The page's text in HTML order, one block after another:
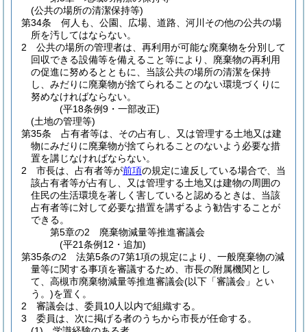
(公共の場所の清潔保持等)
第34条
何人も、公園、広場、道路、河川その他の公共の場
所を汚してはならない。
2
公共の場所の管理者は、再利用が可能な廃棄物を分別して
回収できる設備等を備えること等により、廃棄物の再利用
の促進に努めるとともに、当該公共の場所の清潔を保持
し、みだりに廃棄物が捨てられることのない環境づくりに
努めなければならない。
(平18条例9・一部改正)
(土地の管理等)
第35条
占有者等は、その占有し、又は管理する土地又は建
物にみだりに廃棄物が捨てられることのないよう必要な措
置を講じなければならない。
2
市長は、占有者等が前項の規定に違反している場合で、当
該占有者等が占有し、又は管理する土地又は建物の周囲の
住民の生活環境を著しく害していると認めるときは、当該
占有者等に対して必要な措置を講ずるよう勧告することが
できる。
第5章の2
廃棄物減量等推進審議会
(平21条例12・追加)
第35条の2
法第5条の7第1項の規定により、一般廃棄物の減
量等に関する事項を審議するため、市長の附属機関とし
て、高槻市廃棄物減量等推進審議会(以下「審議会」とい
う。)を置く。
2
審議会は、委員10人以内で組織する。
3
委員は、次に掲げる者のうちから市長が任命する。